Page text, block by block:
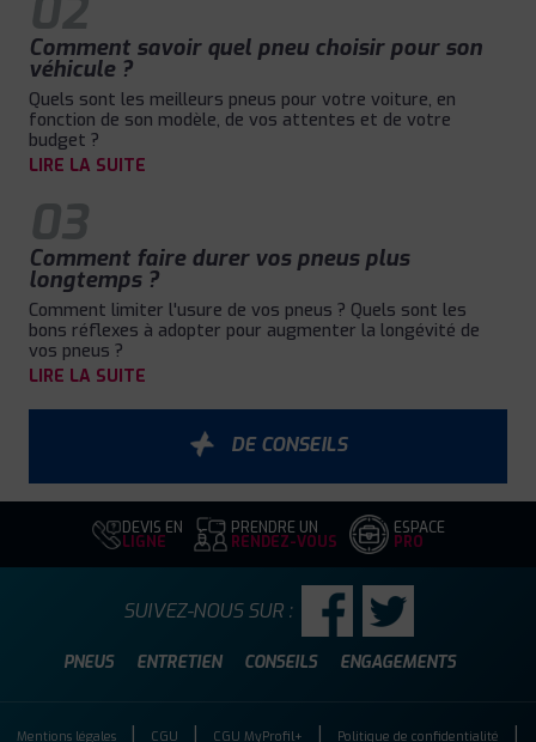
02
Comment savoir quel pneu choisir pour son
véhicule ?
Quels sont les meilleurs pneus pour votre voiture, en
fonction de son modèle, de vos attentes et de votre
budget ?
LIRE LA SUITE
03
Comment faire durer vos pneus plus
longtemps ?
Comment limiter l'usure de vos pneus ? Quels sont les
bons réflexes à adopter pour augmenter la longévité de
vos pneus ?
LIRE LA SUITE
DE CONSEILS
DEVIS EN
LIGNE
PRENDRE UN
RENDEZ-VOUS
ESPACE
PRO
PNEUS ENTRETIEN CONSEILS ENGAGEMENTS
SUIVEZ-NOUS SUR :
Mentions légales CGU CGU MyProfil+ Politique de confidentialité